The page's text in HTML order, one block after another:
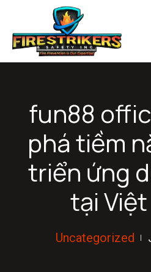
fun88
phá tiềm
triển ứng
tại
Uncategorized